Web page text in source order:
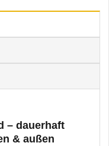
– dauerhaft
& außen